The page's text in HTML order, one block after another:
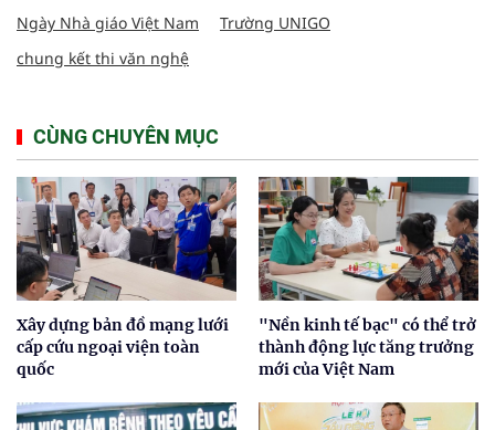
Ngày Nhà giáo Việt Nam
Trường UNIGO
chung kết thi văn nghệ
CÙNG CHUYÊN MỤC
Xây dựng bản đồ mạng lưới
cấp cứu ngoại viện toàn
quốc
"Nền kinh tế bạc" có thể trở
thành động lực tăng trưởng
mới của Việt Nam